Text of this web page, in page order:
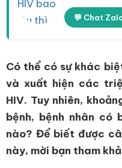
💬 Chat
Có thể có sự khác
và xuất hiện các
HIV. Tuy nhiên,
bệnh, bệnh nhân có
nào? Để biết được
này, mời bạn tham